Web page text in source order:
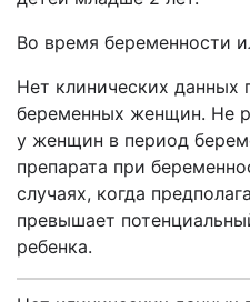
Во время беременности
Нет клинических данных
беременных женщин. Не
у женщин в период
препарата при
случаях, когда
превышает
ребенка.